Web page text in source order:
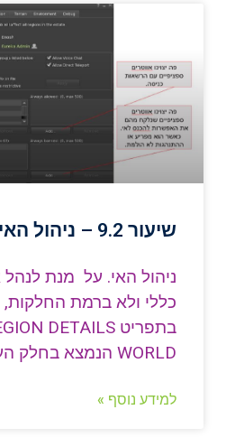
שיעור 9.2 – ניהול האי – REGION
ניהול האי. על מנת
כללי ולא ברמת
WORLD הנמצא בחלק העליון של
למידע נוסף »